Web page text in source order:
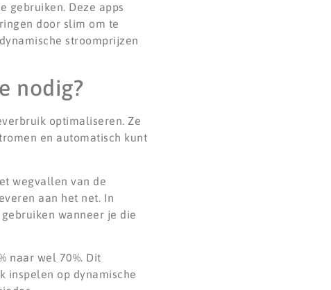
gebruiken. Deze apps
door slim om te
stroomprijzen
nodig?
optimaliseren. Ze
en automatisch kunt
wegvallen van de
aan het net. In
wanneer je die
naar wel 70%. Dit
inspelen op dynamische